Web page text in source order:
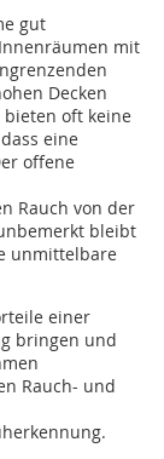
gut
mit
Decken
oft keine
eine
offene
Rauch von der
bleibt
unmittelbare
einer
bringen und
Rauch- und